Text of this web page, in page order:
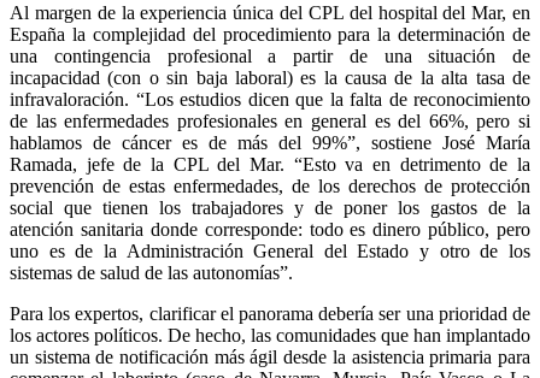
Al margen de la experiencia única del CPL del hospital del Mar, en
España la complejidad del procedimiento para la determinación de
una contingencia profesional a partir de una situación de
incapacidad (con o sin baja laboral) es la causa de la alta tasa de
infravaloración. “Los estudios dicen que la falta de reconocimiento
de las enfermedades profesionales en general es del 66%, pero si
hablamos de cáncer es de más del 99%”, sostiene José María
Ramada, jefe de la CPL del Mar. “Esto va en detrimento de la
prevención de estas enfermedades, de los derechos de protección
social que tienen los trabajadores y de poner los gastos de la
atención sanitaria donde corresponde: todo es dinero público, pero
uno es de la Administración General del Estado y otro de los
sistemas de salud de las autonomías”.
Para los expertos, clarificar el panorama debería ser una prioridad de
los actores políticos. De hecho, las comunidades que han implantado
un sistema de notificación más ágil desde la asistencia primaria para